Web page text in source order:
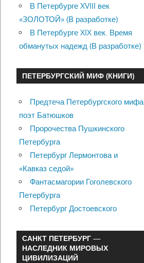
В Петербурге XVIII век
«ЗОЛОТОЙ» (В разработке)
В Петербурге XIX век. Время
обманутых надежд (В разработке)
ПЕТЕРБУРГСКИЙ МИФ (КНИГИ)
Предтеча Петербургского мифа
поэт Батюшков
Пророчества Пушкинского
Петербурга
Петербург Лермонтова и
«Кавказ седой»
Фантасмагории Гоголевского
Петербурга
Петербург Достоевского
САНКТ ПЕТЕРБУРГ —
НАСЛЕДНИК МИРОВЫХ
ЦИВИЛИЗАЦИЙ